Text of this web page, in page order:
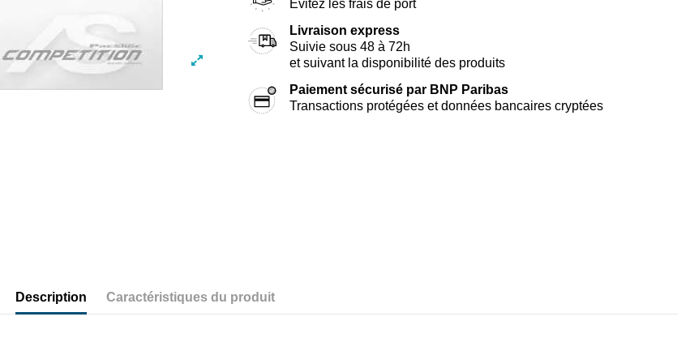
Évitez les frais de port
Livraison express
Suivie sous 48 à 72h
et suivant la disponibilité des produits
Paiement sécurisé par BNP Paribas
Transactions protégées et données bancaires cryptées
Description Caractéristiques du produit